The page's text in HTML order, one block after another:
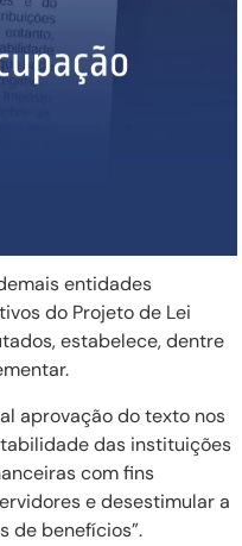
entidades
do Projeto de Lei
estabelece, dentre
aprovação do texto nos
das instituições
com fins
e desestimular a
de benefícios”.